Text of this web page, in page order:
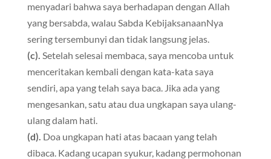
menyadari bahwa saya berhadapan dengan Allah
yang bersabda, walau Sabda KebijaksanaanNya
sering tersembunyi dan tidak langsung jelas.
(c). Setelah selesai membaca, saya mencoba untuk
menceritakan kembali dengan kata-kata saya
sendiri, apa yang telah saya baca. Jika ada yang
mengesankan, satu atau dua ungkapan saya ulang-
ulang dalam hati.
(d). Doa ungkapan hati atas bacaan yang telah
dibaca. Kadang ucapan syukur, kadang permohonan